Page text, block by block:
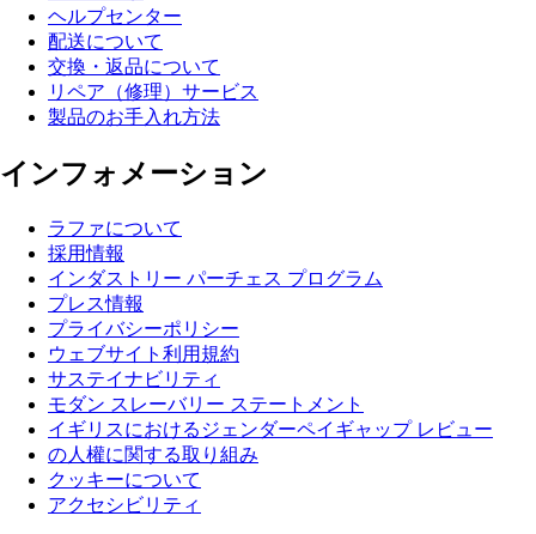
ヘルプセンター
配送について
交換・返品について
リペア（修理）サービス
製品のお手入れ方法
インフォメーション
ラファについて
採用情報
インダストリー パーチェス プログラム
プレス情報
プライバシーポリシー
ウェブサイト利用規約
サステイナビリティ
モダン スレーバリー ステートメント
イギリスにおけるジェンダーペイギャップ レビュー
の人權に関する取り組み
クッキーについて
アクセシビリティ